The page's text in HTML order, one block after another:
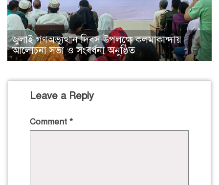
জুলাই গণঅভ্যুত্থান দিবস উপলক্ষে কলমাকান্দায়
আলোচনা সভা ও সংবর্ধনা অনুষ্ঠিত
Leave a Reply
Comment *